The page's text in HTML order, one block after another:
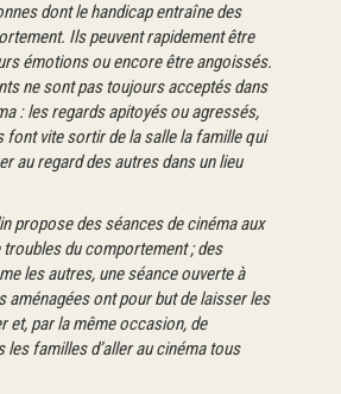
dont le handicap entraîne des
Ils peuvent rapidement être
émotions ou encore être angoissés.
ne sont pas toujours acceptés dans
: les regards apitoyés ou agressés,
font vite sortir de la salle la famille qui
au regard des autres dans un lieu
propose des séances de cinéma aux
du comportement ; des
les autres, une séance ouverte à
aménagées ont pour but de laisser les
et, par la même occasion, de
les familles d’aller au cinéma tous